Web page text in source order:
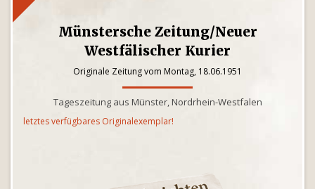
Münstersche Zeitung/Neuer
Westfälischer Kurier
Originale Zeitung vom Montag, 18.06.1951
Tageszeitung aus Münster, Nordrhein-Westfalen
letztes verfügbares Originalexemplar!